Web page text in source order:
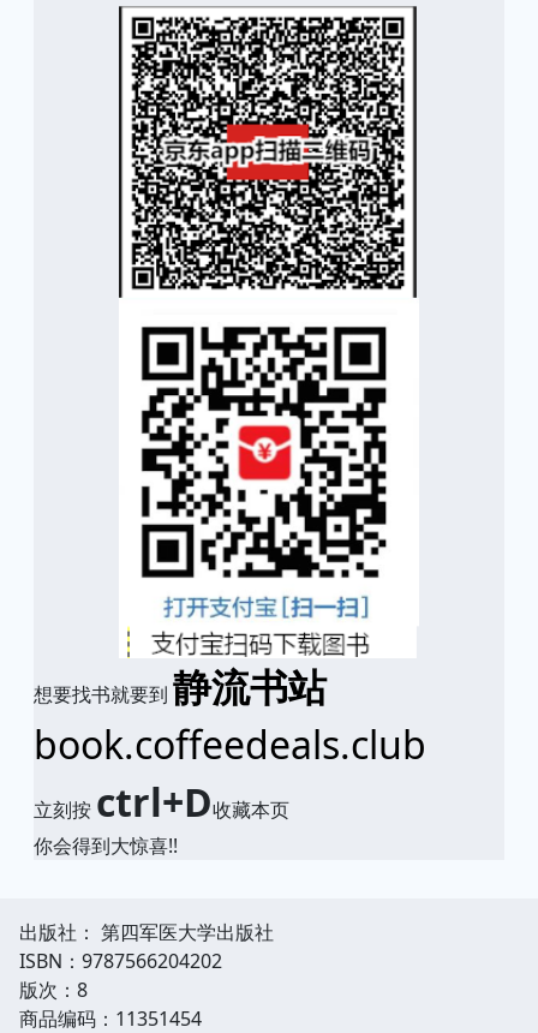
想要找书就要到 静流书站
book.coffeedeals.club
立刻按 ctrl+D收藏本页
你会得到大惊喜!!
出版社： 第四军医大学出版社
ISBN：9787566204202
版次：8
商品编码：11351454